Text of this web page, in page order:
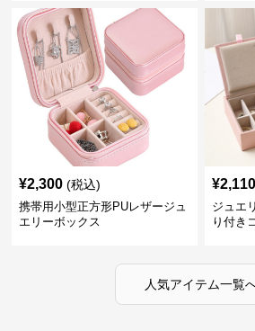
¥2,300 (税込)
携帯用小型正方形PUレザージュ
エリーボックス
¥2,110
ジュエ
り付き
人気アイテム一覧